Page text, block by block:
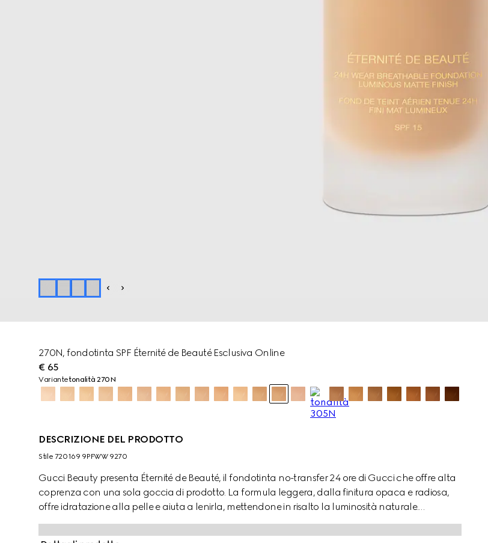
270N, fondotinta SPF Éternité de Beauté Esclusiva Online
€ 65
Variantetonalità 270N
DESCRIZIONE DEL PRODOTTO
Stile ‎720169 9PFWW 9270
Gucci Beauty presenta Éternité de Beauté, il fondotinta no-transfer 24 ore di Gucci che offre alta
coprenza con una sola goccia di prodotto. La formula leggera, dalla finitura opaca e radiosa,
offre idratazione alla pelle e aiuta a lenirla, mettendone in risalto la luminosità naturale.
Attraverso la combinazione di polveri ad alta affinità con la pelle e pigmenti rivestiti con una
tecnologia di polimeri brevettata, questo fondotinta garantisce una copertura uniforme e